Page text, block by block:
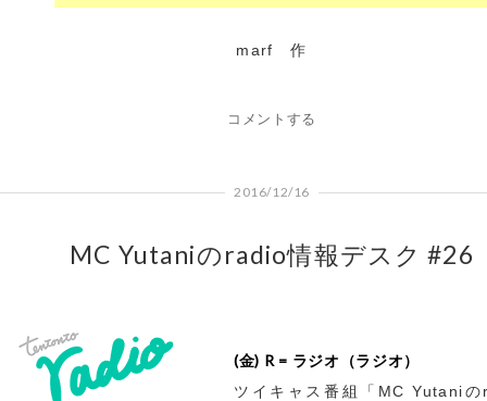
marf 作
コメントする
2016/12/16
MC Yutaniのradio情報デスク #26
(金) R = ラジオ（ラジオ）
ツイキャス番組「MC Yutani